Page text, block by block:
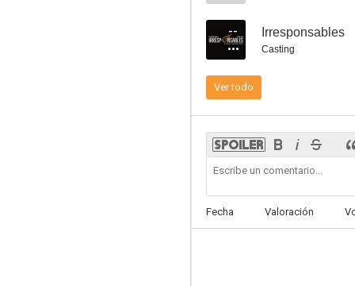
--
-- Irresponsables
Casting
Ver todo
Fecha Valoración